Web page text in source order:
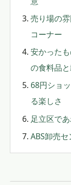
売り場の
コーナー
安かった
の食料品
68円ショ
る楽しさ
足立区で
ABS卸売